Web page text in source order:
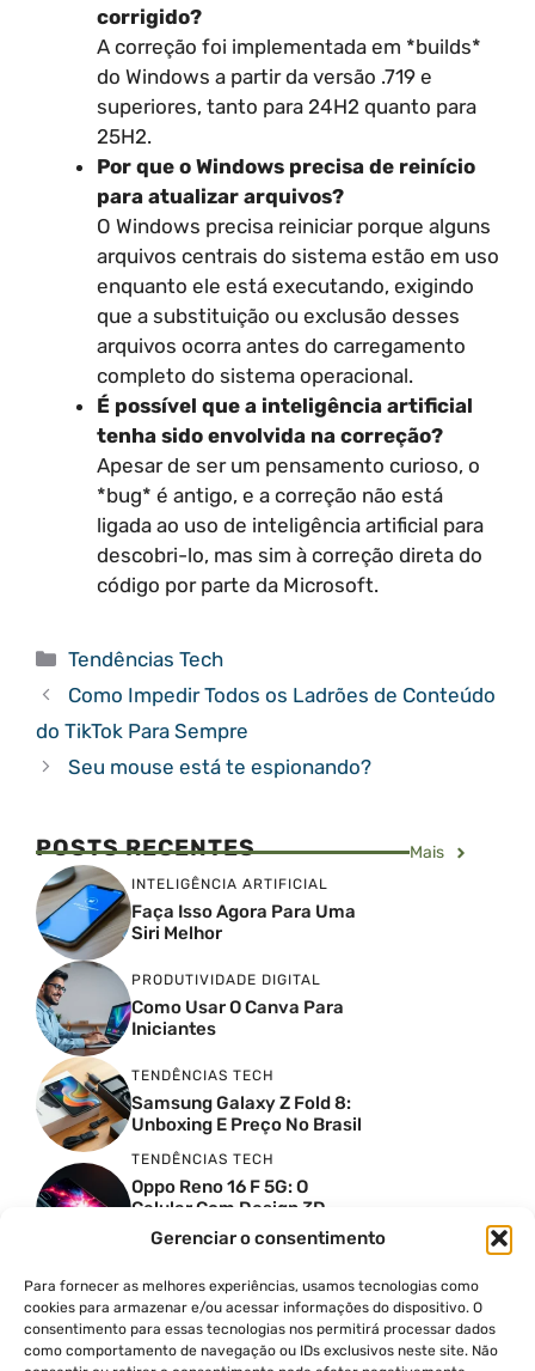
Gerenciar o consentimento
Para fornecer as melhores experiências, usamos tecnologias como
cookies para armazenar e/ou acessar informações do dispositivo. O
consentimento para essas tecnologias nos permitirá processar dados
como comportamento de navegação ou IDs exclusivos neste site. Não
corrigido?
A correção foi implementada em *builds*
do Windows a partir da versão .719 e
superiores, tanto para 24H2 quanto para
25H2.
Por que o Windows precisa de reinício
para atualizar arquivos?
O Windows precisa reiniciar porque alguns
arquivos centrais do sistema estão em uso
enquanto ele está executando, exigindo
que a substituição ou exclusão desses
arquivos ocorra antes do carregamento
completo do sistema operacional.
É possível que a inteligência artificial
tenha sido envolvida na correção?
Apesar de ser um pensamento curioso, o
*bug* é antigo, e a correção não está
ligada ao uso de inteligência artificial para
descobri-lo, mas sim à correção direta do
código por parte da Microsoft.
Categorias
Tendências Tech
Como Impedir Todos os Ladrões de Conteúdo
do TikTok Para Sempre
Seu mouse está te espionando?
POSTS RECENTES Mais
INTELIGÊNCIA ARTIFICIAL
Faça Isso Agora Para Uma
Siri Melhor
PRODUTIVIDADE DIGITAL
Como Usar O Canva Para
Iniciantes
TENDÊNCIAS TECH
Samsung Galaxy Z Fold 8:
Unboxing E Preço No Brasil
TENDÊNCIAS TECH
Oppo Reno 16 F 5G: O
Celular Com Design 3D
Surreal E Câmeras De 50
MP
PRODUTIVIDADE DIGITAL
Faca Isso Agora Para Uma
Siri Melhor